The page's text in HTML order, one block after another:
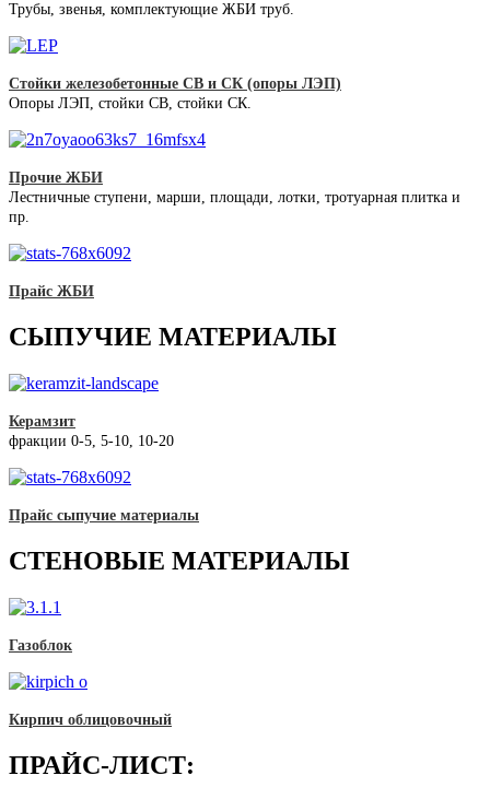
Трубы, звенья, комплектующие ЖБИ труб.
Стойки железобетонные СВ и СК (опоры ЛЭП)
Опоры ЛЭП, стойки СВ, стойки СК.
Прочие ЖБИ
Лестничные ступени, марши, площади, лотки, тротуарная плитка и
пр.
Прайс ЖБИ
СЫПУЧИЕ МАТЕРИАЛЫ
Керамзит
фракции 0-5, 5-10, 10-20
Прайс сыпучие материалы
СТЕНОВЫЕ МАТЕРИАЛЫ
Газоблок
Кирпич облицовочный
ПРАЙС-ЛИСТ: